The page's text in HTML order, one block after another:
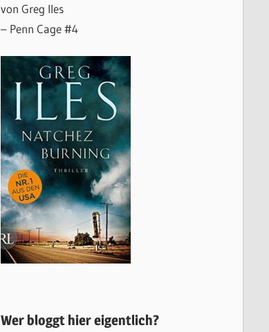
von Greg Iles
– Penn Cage #4
Wer bloggt hier eigentlich?